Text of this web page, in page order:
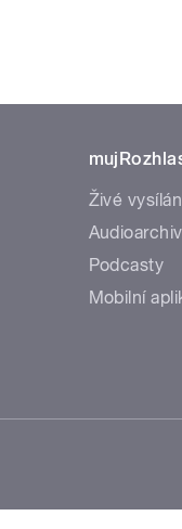
Živé
Audioarchiv
Podcasty
Mobilní